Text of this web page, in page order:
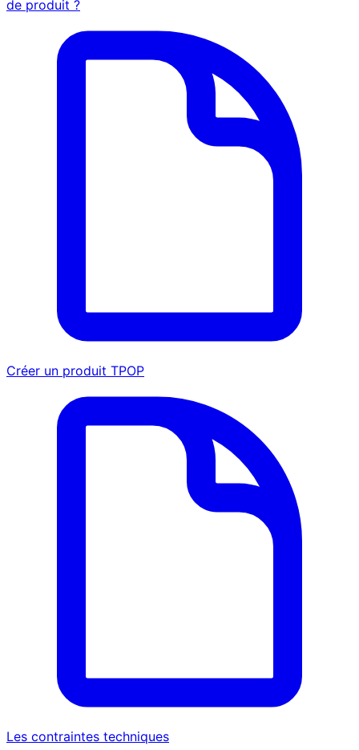
de produit ?
Créer un produit TPOP
Les contraintes techniques